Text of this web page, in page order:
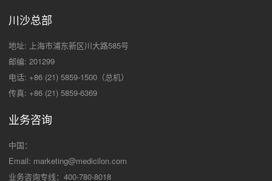
川沙总部
地址: 上海市浦东新区川大路585号
邮编: 201299
电话: +86 (21) 5859-1500（总机）
传真: +86 (21) 5859-6369
业务咨询
中国：
Email: marketing@medicilon.com
业务咨询专线：400-780-8018